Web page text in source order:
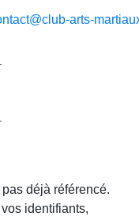
arts-
déjà référencé.
identifiants,